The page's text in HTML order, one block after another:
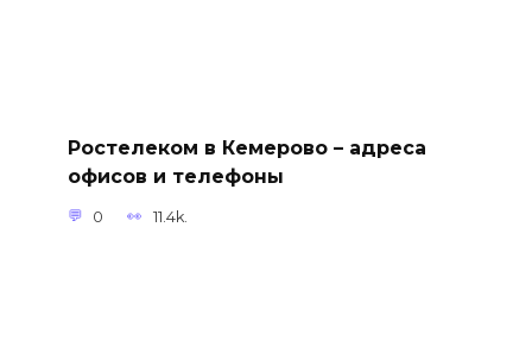
Ростелеком в Кемерово – адреса
офисов и телефоны
0 11.4k.